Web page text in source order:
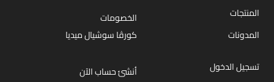
المنتجات
الخصومات
المدونات
كورڤا سوشيال ميديا
تسجيل الدخول
أنشئ حساب الآن